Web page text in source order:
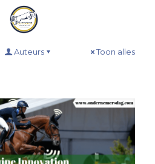
Auteurs Toon alles